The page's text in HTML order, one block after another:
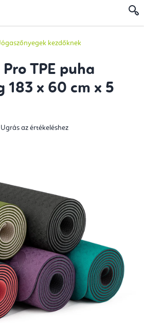
kezdőknek
TPE puha
183 x 60 cm x 5
Ugrás az értékeléshez